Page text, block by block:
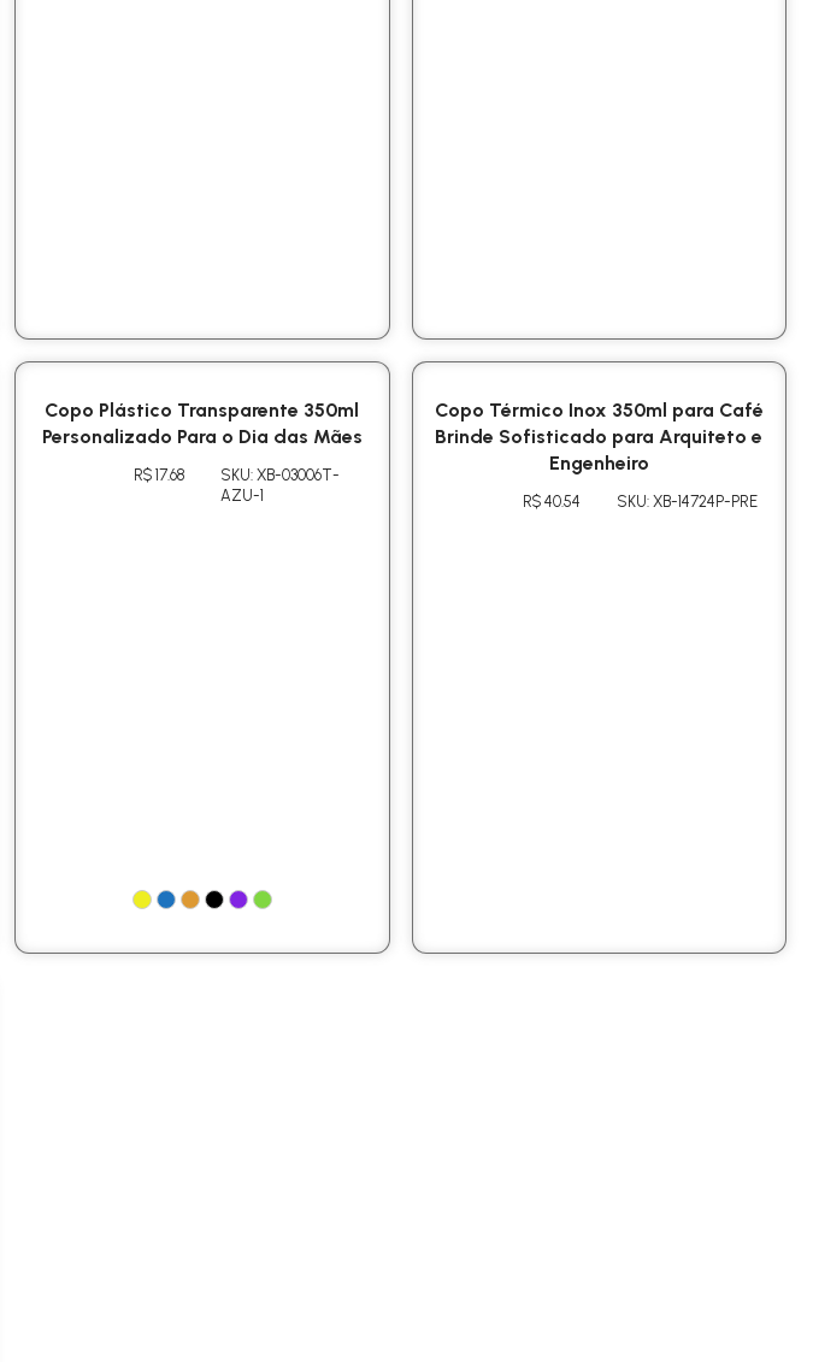
Copo Plástico Transparente 350ml
Personalizado Para o Dia das Mães
R$ 17.68
SKU: XB-03006T-
AZU-1
Copo Térmico Inox 350ml para Café
Brinde Sofisticado para Arquiteto e
Engenheiro
R$ 40.54 SKU: XB-14724P-PRE